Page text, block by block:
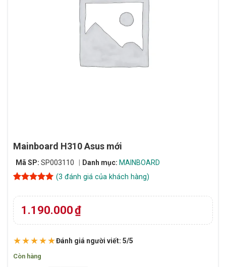
Mainboard H310 Asus mới
Mã SP: SP003110 Danh mục: MAINBOARD
dựa trên
đánh giá
(3 đánh giá của khách hàng)
1.190.000₫
★★★★★Đánh giá người viết: 5/5
Còn hàng